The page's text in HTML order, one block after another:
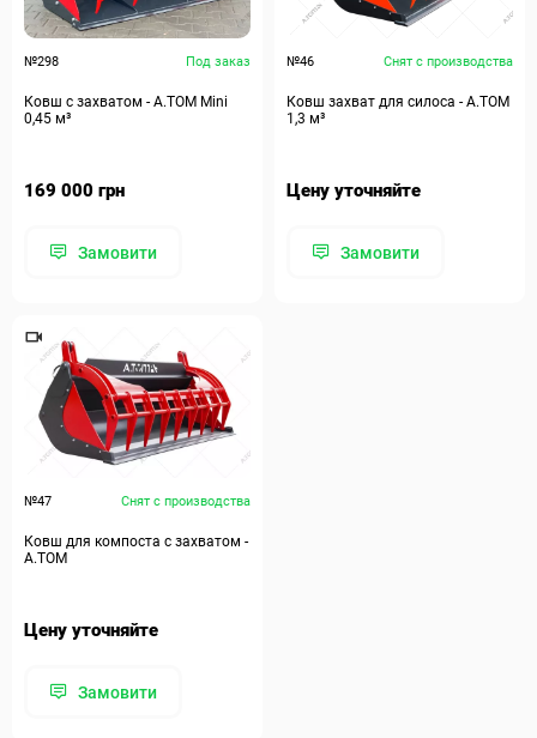
№298 Под заказ
Ковш с захватом - A.TOM Mini
0,45 м³
169 000 грн
Замовити
№46 Снят с производства
Ковш захват для силоса - А.ТОМ
1,3 м³
Цену уточняйте
Замовити
№47 Снят с производства
Ковш для компоста с захватом -
A.TOM
Цену уточняйте
Замовити